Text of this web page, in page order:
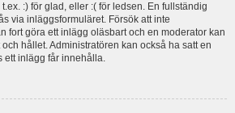
:) för glad, eller :( för ledsen. En fullständig
via inläggsformuläret. Försök att inte
fort göra ett inlägg oläsbart och en moderator kan
hållet. Administratören kan också ha satt en
ett inlägg får innehålla.